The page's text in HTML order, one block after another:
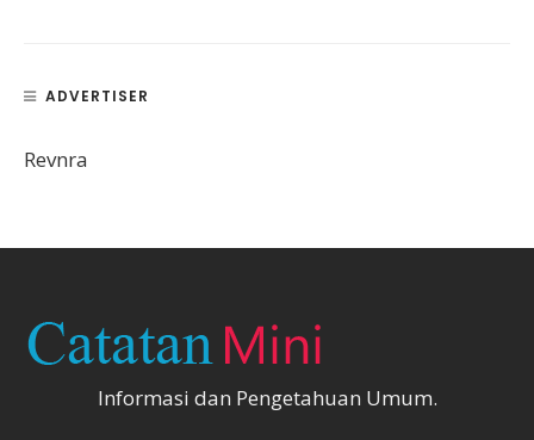
ADVERTISER
Revnra
Informasi dan Pengetahuan Umum.